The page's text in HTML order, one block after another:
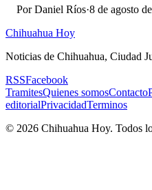
PorDaniel Ríos·8 de agosto
Chihuahua Hoy
Noticias de Chihuahua, Ciudad
RSSFacebook
TramitesQuienes somosContacto
editorialPrivacidadTerminos
© 2026 Chihuahua Hoy. Todos